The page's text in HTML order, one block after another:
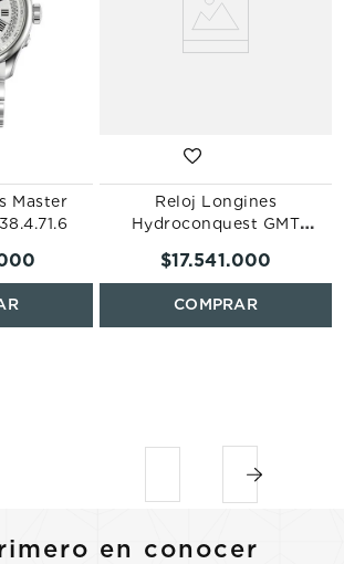
Master
Reloj Longines
Hydroconquest GMT
$17.541.000
en conocer